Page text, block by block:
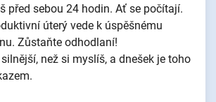
před sebou 24 hodin. Ať se počítají.
úterý vede k úspěšnému
Zůstaňte odhodlaní!
než si myslíš, a dnešek je toho